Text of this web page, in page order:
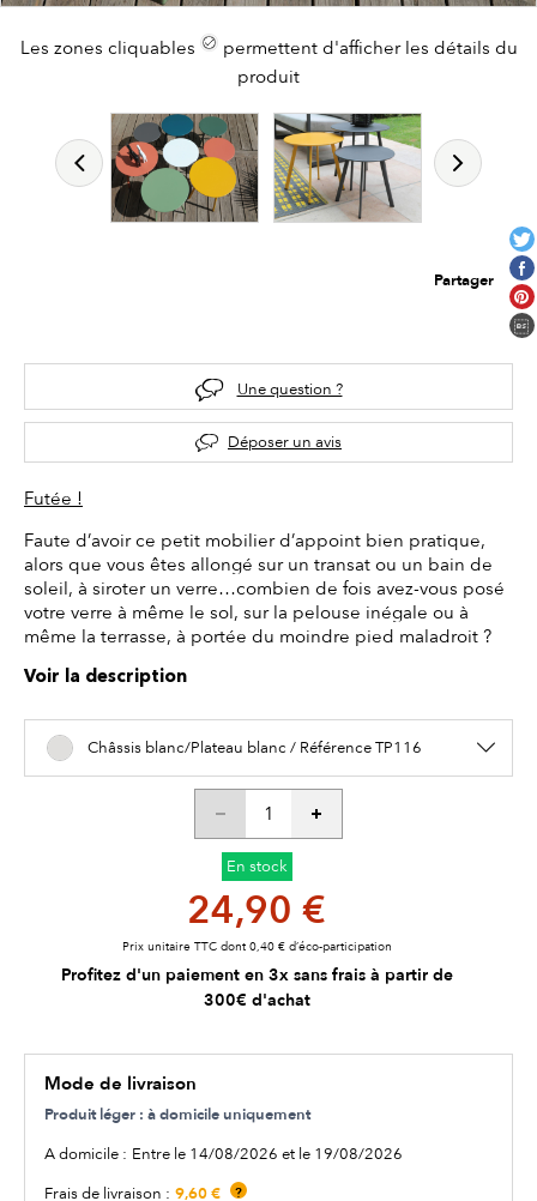
Les zones cliquables
permettent d'afficher les détails du
produit
Les zones cliquables
permettent d'afficher les détails du
produit
Partager
Une question ?
Déposer un avis
Futée !
Faute d’avoir ce petit mobilier d’appoint bien pratique,
alors que vous êtes allongé sur un transat ou un bain de
soleil, à siroter un verre…combien de fois avez-vous posé
votre verre à même le sol, sur la pelouse inégale ou à
même la terrasse, à portée du moindre pied maladroit ?
Voir la description
Châssis blanc/Plateau blanc / Référence TP116
En stock
24,90 €
Prix unitaire TTC dont 0,40 € d’éco-participation
Profitez d'un paiement en 3x sans frais à partir de
300€ d'achat
Mode de livraison
Produit léger : à domicile uniquement
A domicile : Entre le 14/08/2026 et le 19/08/2026
Frais de livraison : 9,60 € ?